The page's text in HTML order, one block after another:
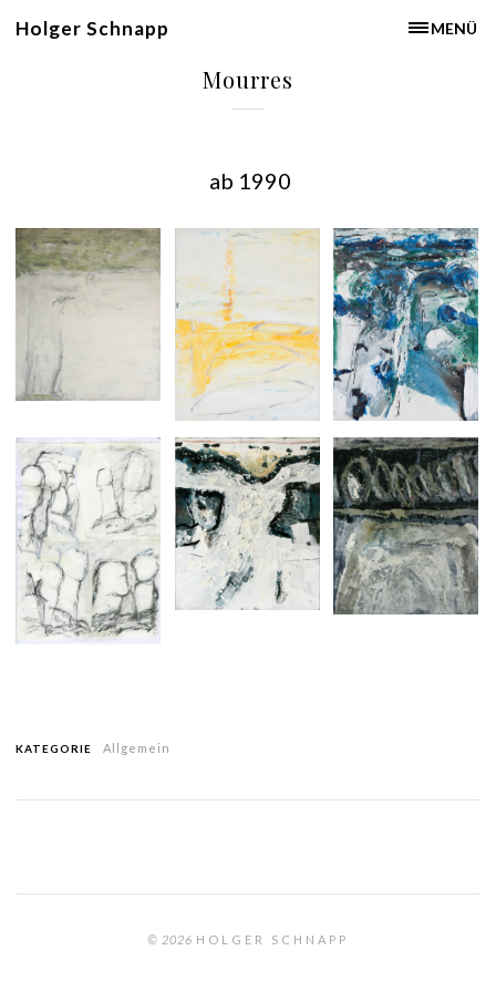
MENÜ
Holger Schnapp
Mourres
ab 1990
KATEGORIE Allgemein
© 2026 HOLGER SCHNAPP